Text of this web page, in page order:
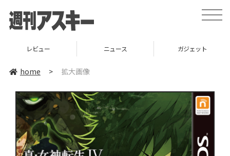
toggle
レビュー ニュース ガジェット
home > 拡大画像